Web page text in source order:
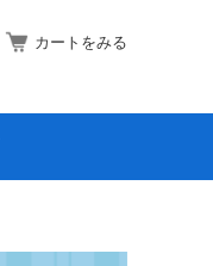
カートをみる